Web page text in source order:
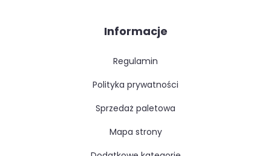
Informacje
regulamin
polityka prywatności
sprzedaż paletowa
mapa strony